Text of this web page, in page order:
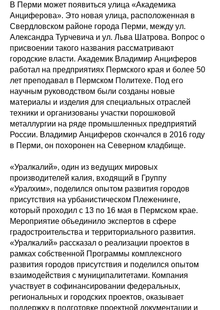
В Перми может появиться улица «Академика
Анциферова». Это новая улица, расположенная в
Свердловском районе города Перми, между ул.
Александра Турчевича и ул. Льва Шатрова. Вопрос о
присвоении такого названия рассматривают
городские власти. Академик Владимир Анциферов
работал на предприятиях Пермского края и более 50
лет преподавал в Пермском Политехе. Под его
научным руководством были созданы новые
материалы и изделия для специальных отраслей
техники и организованы участки порошковой
металлургии на ряде промышленных предприятий
России. Владимир Анциферов скончался в 2016 году
в Перми, он похоронен на Северном кладбище.
«Уралкалий», один из ведущих мировых
производителей калия, входящий в Группу
«Уралхим», поделился опытом развития городов
присутствия на урбанистическом Плеженинге,
который проходил с 13 по 16 мая в Пермском крае.
Мероприятие объединило экспертов в сфере
градостроительства и территориального развития.
«Уралкалий» рассказал о реализации проектов в
рамках собственной Программы комплексного
развития городов присутствия и поделился опытом
взаимодействия с муниципалитетами. Компания
участвует в софинансировании федеральных,
региональных и городских проектов, оказывает
поддержку в подготовке проектной документации и